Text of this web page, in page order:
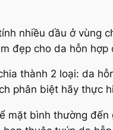
nhiều dầu ở vùng
đẹp cho da hỗn hợp
thành 2 loại: da
phân biệt hãy thực
bình thường đến